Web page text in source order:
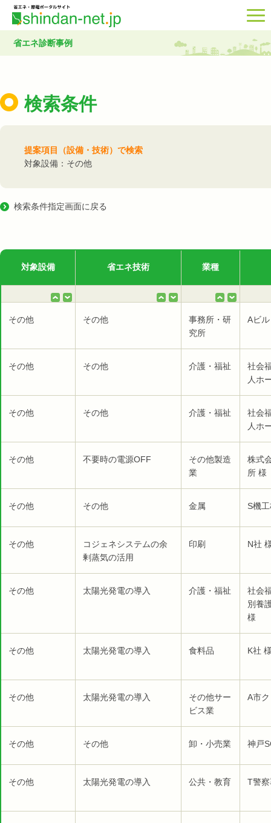
省エネ診断事例
検索条件
提案項目（設備・技術）で検索
対象設備：その他
検索条件指定画面に戻る
対象設備 省エネ技術 業種
その他 その他
事務所・研
究所
Aビ
その他 その他 介護・福祉
社会
人ホ
その他 その他 介護・福祉
社会
人ホ
その他 不要時の電源OFF
その他製造
業
株式
所 様
その他 その他 金属 S機
その他
コジェネシステムの余
剰蒸気の活用
印刷 N社
その他 太陽光発電の導入 介護・福祉
社会
別養
様
その他 太陽光発電の導入 食料品 K社
その他 太陽光発電の導入
その他サー
ビス業
A市
その他 その他 卸・小売業 神戸
その他 太陽光発電の導入 公共・教育 T警